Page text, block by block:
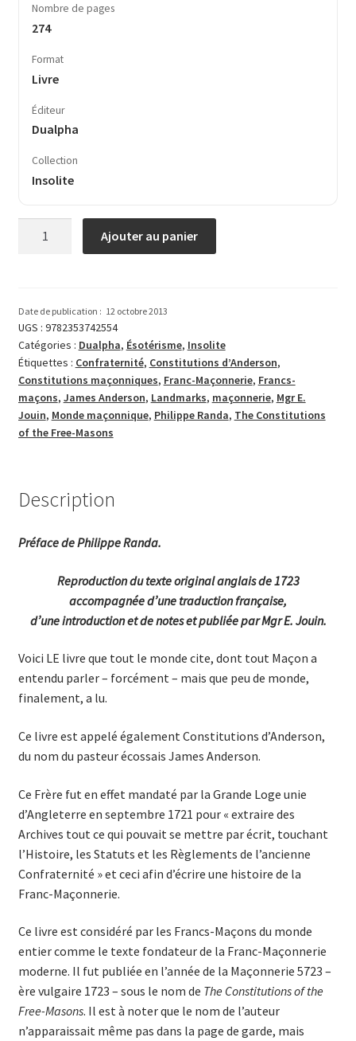
Nombre de pages
274
Format
Livre
Éditeur
Dualpha
Collection
Insolite
Constitutions
maçonniques
Ajouter au panier
Date de publication : 12 octobre 2013
UGS : 9782353742554
Catégories : Dualpha, Ésotérisme, Insolite
Étiquettes : Confraternité, Constitutions d’Anderson,
Constitutions maçonniques, Franc-Maçonnerie, Francs-
maçons, James Anderson, Landmarks, maçonnerie, Mgr E.
Jouin, Monde maçonnique, Philippe Randa, The Constitutions
of the Free-Masons
Description
Préface de Philippe Randa.
Reproduction du texte original anglais de 1723
accompagnée d’une traduction française,
d’une introduction et de notes et publiée par Mgr E. Jouin.
Voici LE livre que tout le monde cite, dont tout Maçon a
entendu parler – forcément – mais que peu de monde,
finalement, a lu.
Ce livre est appelé également Constitu­tions d’Anderson,
du nom du pasteur écossais James Anderson.
Ce Frère fut en effet mandaté par la Grande Loge unie
d’Angleterre en septembre 1721 pour « extraire des
Archives tout ce qui pouvait se mettre par écrit, touchant
l’Histoire, les Statuts et les Règle­ments de l’ancienne
Confraternité » et ceci afin d’écrire une histoire de la
Franc-Maçonnerie.
Ce livre est considéré par les Francs-Maçons du monde
entier comme le texte fondateur de la Franc-Maçonnerie
moderne. Il fut publiée en l’année de la Maçonnerie 5723 –
ère vulgaire 1723 – sous le nom de The Constitutions of the
Free-Masons. Il est à noter que le nom de l’auteur
n’apparaissait même pas dans la page de garde, mais